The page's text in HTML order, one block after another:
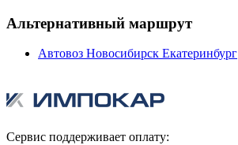
Альтернативный маршрут
Автовоз Новосибирск Екатеринбург
Сервис поддерживает оплату: